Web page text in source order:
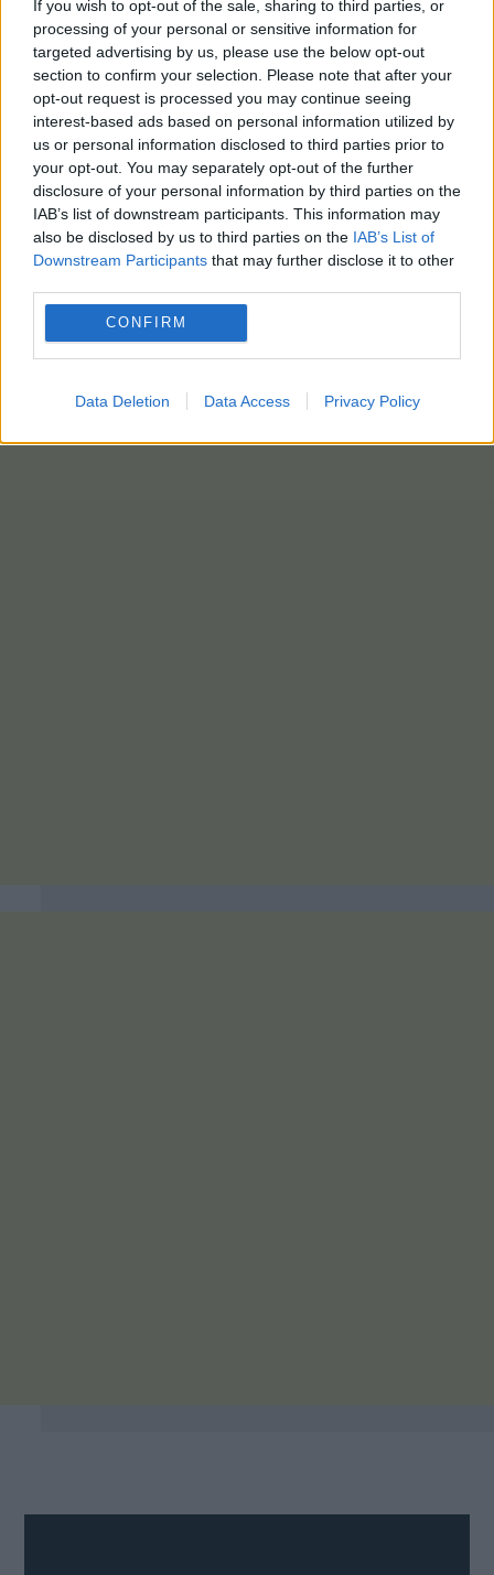
If you wish to opt-out of the sale, sharing to third parties, or
processing of your personal or sensitive information for
targeted advertising by us, please use the below opt-out
section to confirm your selection. Please note that after your
opt-out request is processed you may continue seeing
interest-based ads based on personal information utilized by
us or personal information disclosed to third parties prior to
your opt-out. You may separately opt-out of the further
disclosure of your personal information by third parties on the
IAB’s list of downstream participants. This information may
also be disclosed by us to third parties on the IAB’s List of
Downstream Participants that may further disclose it to other
CONFIRM
Data Deletion Data Access Privacy Policy